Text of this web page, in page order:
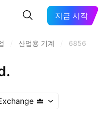
지금 시작
산업용 기계 6856